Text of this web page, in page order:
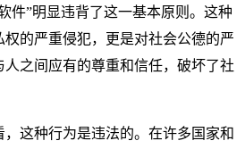
件”明显违背了这一基本原则。这种
的严重侵犯，更是对社会公德的严
之间应有的尊重和信任，破坏了社
这种行为是违法的。在许多国家和